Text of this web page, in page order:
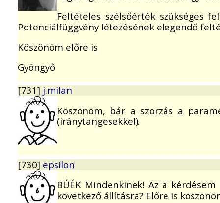
Feltételes szélsőérték szükséges
Potenciálfüggvény létezésének elegendő
Köszönöm előre is
Gyöngyő
[731] j.milan
Köszönöm, bár a szorzás a
(iránytangesekkel).
[730] epsilon
BÚÉK Mindenkinek! Az a
következő állításra? Előre is